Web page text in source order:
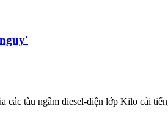
tàu ngầm diesel-điện lớp Kilo cải